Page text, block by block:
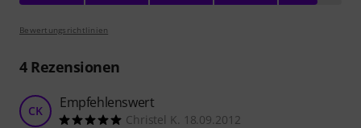
Bewertungsrichtlinien
4Rezensionen
CK Empfehlenswert
Christel K. 18.09.2012